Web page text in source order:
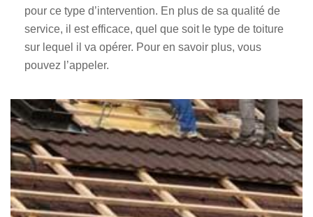
pour ce type d’intervention. En plus de sa qualité de
service, il est efficace, quel que soit le type de toiture
sur lequel il va opérer. Pour en savoir plus, vous
pouvez l’appeler.